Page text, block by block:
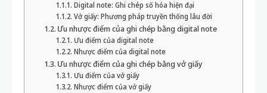
Digital note: Ghi chép số hóa hiện đại
Vở giấy: Phương pháp truyền thống lâu đời
Ưu nhược điểm của ghi chép bằng digital note
Ưu điểm của digital note
Nhược điểm của digital note
Ưu nhược điểm của ghi chép bằng vở giấy
Ưu điểm của vở giấy
Nhược điểm của vở giấy